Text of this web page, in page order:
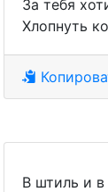
За тебя
Хлопнуть
В штиль и